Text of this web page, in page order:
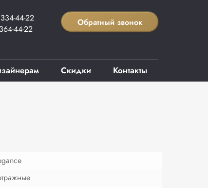
44-22
44-22
Обратный звонок
Скидки Контакты